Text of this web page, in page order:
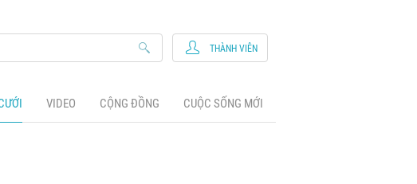
VIDEO CỘNG ĐỒNG CUỘC SỐNG MỚI
THÀNH VIÊN